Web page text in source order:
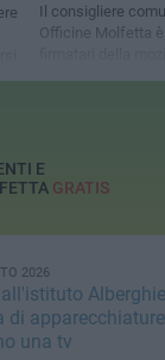
Il consigliere
Officine Molfetta è
firmatari della
E
GRATIS
2026
di
una tv